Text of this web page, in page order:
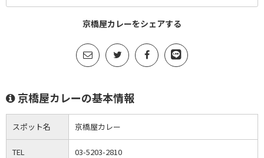
京橋屋カレーをシェアする
京橋屋カレーの基本情報
スポット名 京橋屋カレー
TEL 03-5203-2810